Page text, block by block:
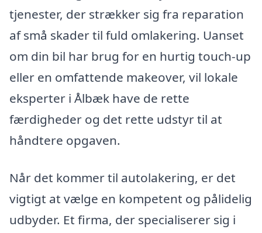
tjenester, der strækker sig fra reparation
af små skader til fuld omlakering. Uanset
om din bil har brug for en hurtig touch-up
eller en omfattende makeover, vil lokale
eksperter i Ålbæk have de rette
færdigheder og det rette udstyr til at
håndtere opgaven.
Når det kommer til autolakering, er det
vigtigt at vælge en kompetent og pålidelig
udbyder. Et firma, der specialiserer sig i